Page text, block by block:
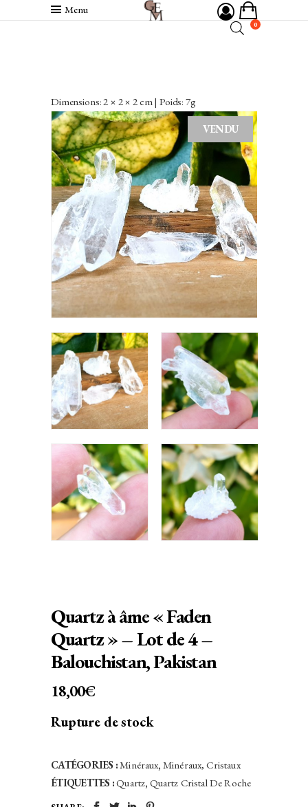
Menu
0
Dimensions: 2 × 2 × 2 cm | Poids: 7g
VENDU
Quartz à âme « Faden
Quartz » – Lot de 4 –
Balouchistan, Pakistan
18,00€
Rupture de stock
CATÉGORIES :Minéraux, Minéraux, Cristaux
ÉTIQUETTES :Quartz, Quartz Cristal De Roche